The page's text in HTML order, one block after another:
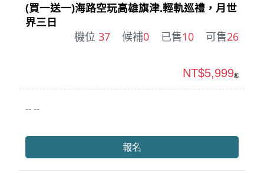
(買一送一)海路空玩高雄旗津.輕軌巡禮，月世
界三日
機位 37 候補0 已售10 可售26
-- --
NT$5,999起
報名